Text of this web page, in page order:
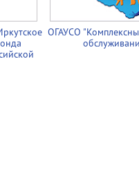
ОГАУСО